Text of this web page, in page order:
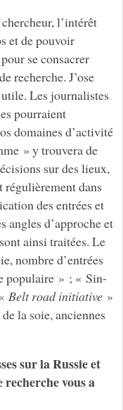
l’intérêt
et de pouvoir
se consacrer
recherche. J’ose
Les journalistes
pourraient
domaines d’activité
» y trouvera de
sur des lieux,
régulièrement dans
des entrées et
angles d’approche et
ainsi traitées. Le
nombre d’entrées
populaire » ; « Sin-
Belt road initiative»
la soie, anciennes
sur la Russie et
vous a